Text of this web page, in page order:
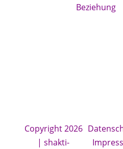
Beziehung
Copyright 2026
| shakti-